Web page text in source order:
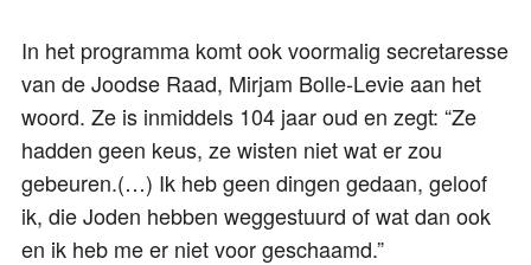
In het programma komt ook voormalig secretaresse
van de Joodse Raad, Mirjam Bolle-Levie aan het
woord. Ze is inmiddels 104 jaar oud en zegt: “Ze
hadden geen keus, ze wisten niet wat er zou
gebeuren.(…) Ik heb geen dingen gedaan, geloof
ik, die Joden hebben weggestuurd of wat dan ook
en ik heb me er niet voor geschaamd.”